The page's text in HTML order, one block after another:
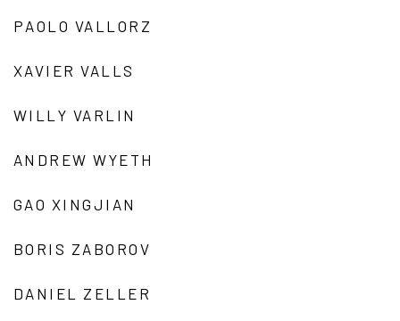
PAOLO VALLORZ
XAVIER VALLS
WILLY VARLIN
ANDREW WYETH
GAO XINGJIAN
BORIS ZABOROV
DANIEL ZELLER